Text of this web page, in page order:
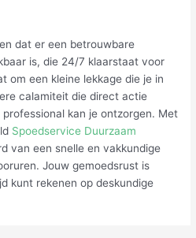
dat er een betrouwbare
is, die 24/7 klaarstaat voor
om een kleine lekkage die je in
calamiteit die direct actie
kan je ontzorgen. Met
Spoedservice Duurzaam
van een snelle en vakkundige
Jouw gemoedsrust is
kunt rekenen op deskundige